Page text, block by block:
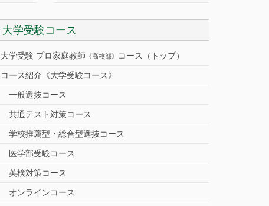
大学受験コース
大学受験 プロ家庭教師 《高校部》 コース（トップ）
コース紹介《大学受験コース》
一般選抜コース
共通テスト対策コース
学校推薦型・総合型選抜コース
医学部受験コース
英検対策コース
オンラインコース